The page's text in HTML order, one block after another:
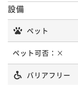
設備
ペット
ペット可否： ×
バリアフリー